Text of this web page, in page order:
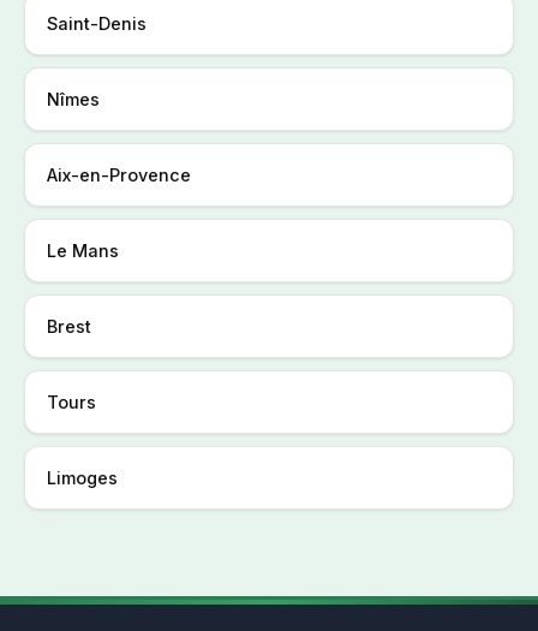
Saint-Denis
Nîmes
Aix-en-Provence
Le Mans
Brest
Tours
Limoges